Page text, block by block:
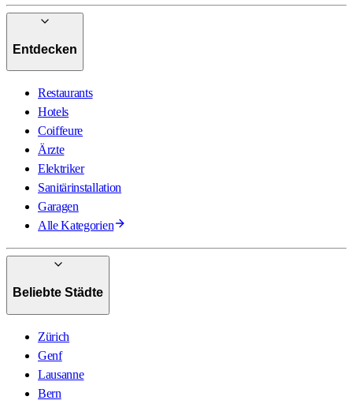
Entdecken
Restaurants
Hotels
Coiffeure
Ärzte
Elektriker
Sanitärinstallation
Garagen
Alle Kategorien
Beliebte Städte
Zürich
Genf
Lausanne
Bern